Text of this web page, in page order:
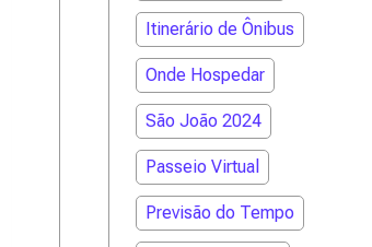
Itinerário de Ônibus
Onde Hospedar
São João 2024
Passeio Virtual
Previsão do Tempo